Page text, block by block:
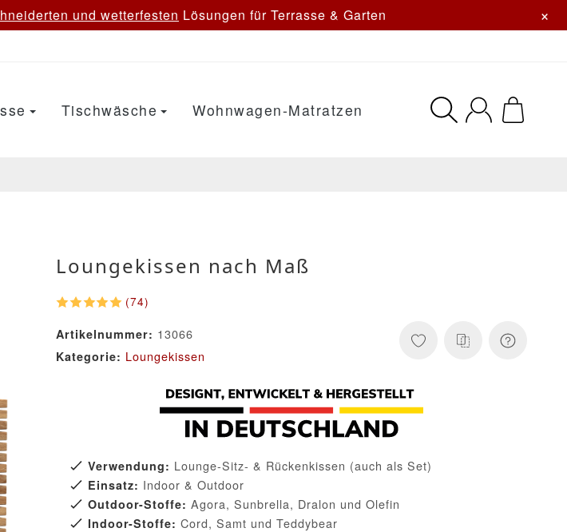
und wetterfesten Lösungen für Terrasse & Garten ×
Tischwäsche Wohnwagen-Matratzen
Loungekissen nach Maß
(74)
Artikelnummer: 13066
Kategorie: Loungekissen
Verwendung: Lounge-Sitz- & Rückenkissen (auch als Set)
Einsatz: Indoor & Outdoor
Outdoor-Stoffe: Agora, Sunbrella, Dralon und Olefin
Indoor-Stoffe: Cord, Samt und Teddybear